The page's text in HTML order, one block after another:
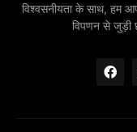
विश्वसनीयता के साथ, हम
विपणन से जुड़ी